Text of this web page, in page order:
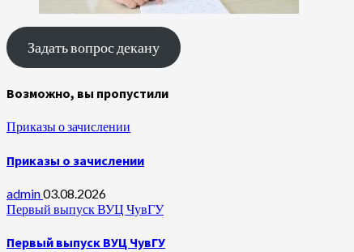
Задать вопрос декану
Возможно, вы пропустили
Приказы о зачислении
Приказы о зачислении
admin03.08.2026
Первый выпуск ВУЦ ЧувГУ
Первый выпуск ВУЦ ЧувГУ